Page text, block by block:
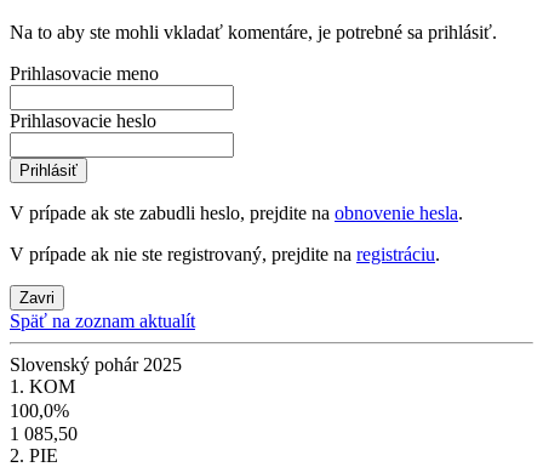
Na to aby ste mohli vkladať komentáre, je potrebné sa prihlásiť.
Prihlasovacie meno
Prihlasovacie heslo
Prihlásiť
V prípade ak ste zabudli heslo, prejdite na obnovenie hesla.
V prípade ak nie ste registrovaný, prejdite na registráciu.
Zavri
Späť na zoznam aktualít
Slovenský pohár 2025
1. KOM
100,0%
1 085,50
2. PIE